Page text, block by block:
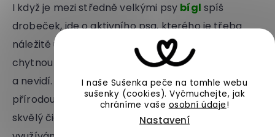
I naše Sušenka peče na tomhle webu
sušenky (cookies).Vyčmuchejte, jak
chráníme vaše osobní údaje!
Nastavení
I když je mezi středně velkými psy bígl spíš
drobeček, jde o aktivního psa, kterého je třeba
náležitě unavit. Tito psi mají skvělý čich, pokud
chytnou zajímavou stopu, vydají se po ní a neslyší
a nevidí. Na bígla je třeba si při procházkách
přírodou dávat pozor, aby vám nevzal roha. Jejich
skvělý čich lze využít i pozitivně, například je často